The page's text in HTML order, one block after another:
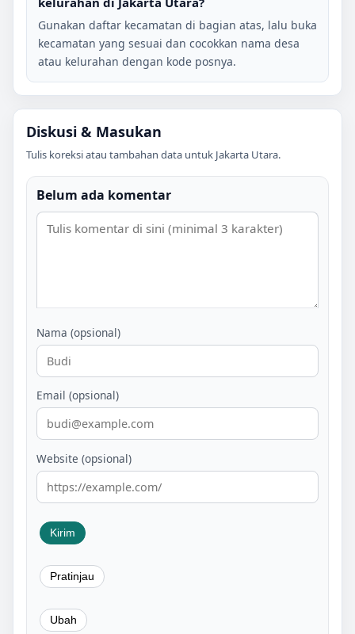
Gunakan daftar kecamatan di bagian atas, lalu buka
kecamatan yang sesuai dan cocokkan nama desa
atau kelurahan dengan kode posnya.
Diskusi & Masukan
Tulis koreksi atau tambahan data untuk Jakarta Utara.
Belum ada komentar
Nama (opsional)
Email (opsional)
Website (opsional)